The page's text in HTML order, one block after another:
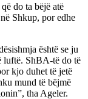
do ta bëjë atë
Shkup, por edhe
është se ju
luftë. ShBA-të do të
kjo duhet të jetë
mund të bëjmë
tha Ageler.